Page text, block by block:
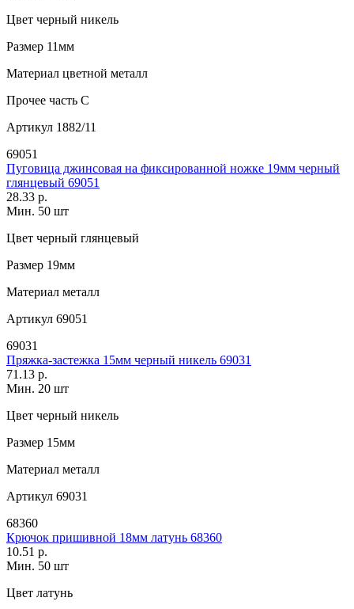
Цвет черный никель
Размер 11мм
Материал цветной металл
Прочее часть С
Артикул 1882/11
69051
Пуговица джинсовая на фиксированной ножке 19мм черный
глянцевый 69051
28.33 р.
Мин. 50 шт
Цвет черный глянцевый
Размер 19мм
Материал металл
Артикул 69051
69031
Пряжка-застежка 15мм черный никель 69031
71.13 р.
Мин. 20 шт
Цвет черный никель
Размер 15мм
Материал металл
Артикул 69031
68360
Крючок пришивной 18мм латунь 68360
10.51 р.
Мин. 50 шт
Цвет латунь